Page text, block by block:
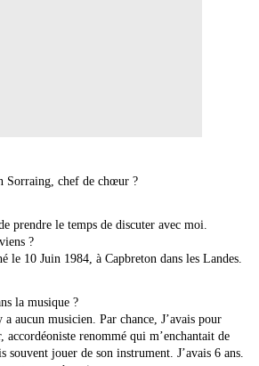
Sorraing, chef de chœur ?
prendre le temps de discuter avec moi.
?
le 10 Juin 1984, à Capbreton dans les Landes.
la musique ?
aucun musicien. Par chance, J’avais pour
renommé qui m’enchantait de
souvent jouer de son instrument. J’avais 6 ans.